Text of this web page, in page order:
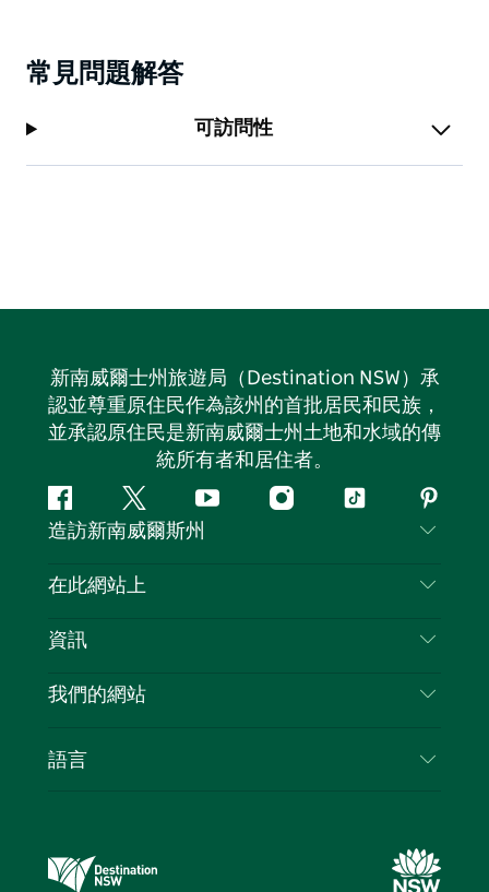
常見問題解答
可訪問性
新南威爾士州旅遊局（Destination NSW）承
認並尊重原住民作為該州的首批居民和民族，
並承認原住民是新南威爾士州土地和水域的傳
統所有者和居住者。
Facebook嘰
嘰
喳
Youtube Instagram
抖
造訪新南威爾斯州
聯絡我們
隱私
Cookie 通知
在此網站上
目的地
新南威爾斯州公路旅行
活動
資訊
旅行資訊
新南威爾斯的商業
我們的網站
語言